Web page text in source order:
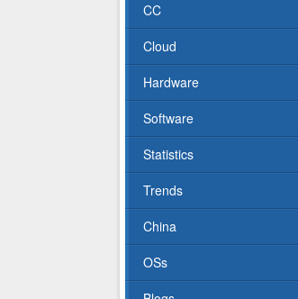
CC
Cloud
Hardware
Software
Statistics
Trends
China
OSs